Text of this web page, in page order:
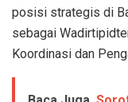
posisi strategis di
sebagai
Koordinasi dan